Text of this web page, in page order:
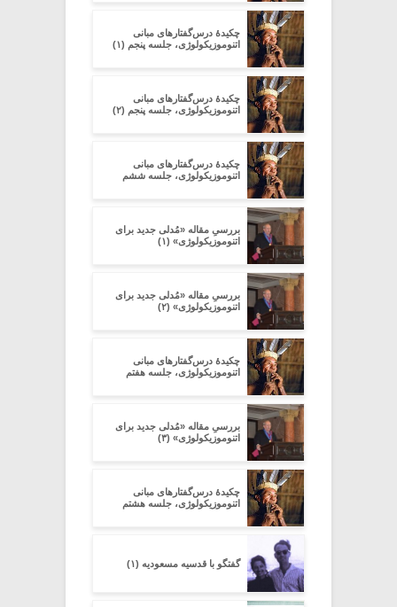
چکیدۀ درس‌گفتارهای مبانی
اتنوموزیکولوژی، جلسه پنجم (۱)
چکیدۀ درس‌گفتارهای مبانی
اتنوموزیکولوژی، جلسه پنجم (۲)
چکیدۀ درس‌گفتارهای مبانی
اتنوموزیکولوژی، جلسه ششم
بررسیِ مقاله‏ «مُدلی جدید برای
اتنوموزیکولوژی» (۱)
بررسیِ مقاله‏ «مُدلی جدید برای
اتنوموزیکولوژی» (۲)
چکیدۀ درس‌گفتارهای مبانی
اتنوموزیکولوژی، جلسه هفتم
بررسیِ مقاله‏ «مُدلی جدید برای
اتنوموزیکولوژی» (۳)
چکیدۀ درس‌گفتارهای مبانی
اتنوموزیکولوژی، جلسه هشتم
گفتگو با قدسیه مسعودیه (۱)